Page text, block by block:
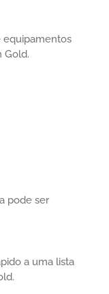
equipamentos
Gold.
pode ser
a uma lista